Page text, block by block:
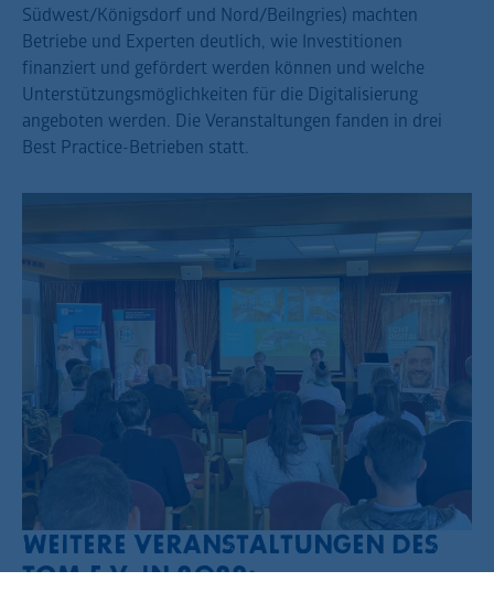
Südwest/Königsdorf und Nord/Beilngries) machten
Betriebe und Experten deutlich, wie Investitionen
finanziert und gefördert werden können und welche
Unterstützungsmöglichkeiten für die Digitalisierung
angeboten werden. Die Veranstaltungen fanden in drei
Best Practice-Betrieben statt.
WEITERE VERANSTALTUNGEN DES
TOM E.V. IN 2022: